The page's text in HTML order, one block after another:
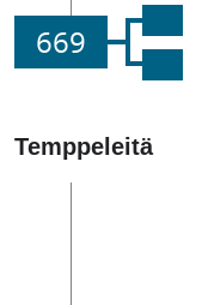
669
Temppeleitä